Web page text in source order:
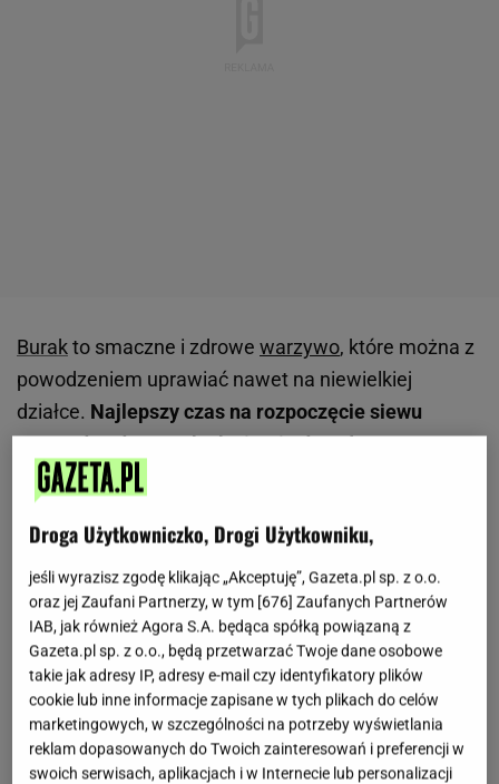
Burakto smaczne i zdrowe warzywo, które można z
powodzeniem uprawiać nawet na niewielkiej
działce. Najlepszy czas na rozpoczęcie siewu
przypada od początku kwietnia do połowy czerwca,
choć w przypadku późniejszych zbiorów
dopuszczalny jest siew aż do lipca.
temperatura gleby osiągała minimum 8-10°C,
ponieważ młode rośliny źle znoszą chłód.
Wybierając miejsce pod uprawę, warto postawić na
dobrze nasłoneczniony zakątek ogrodu i ziemię
bogatą w składniki odżywcze, najlepiej o pH 6,5-7,0.
Buraki dobrze rosną w drugim roku po zastosowaniu
obornika, a świeże wapnowanie należy
zdecydowanie odłożyć.
Droga Użytkowniczko, Drogi Użytkowniku,
jeśli wyrazisz zgodę klikając „Akceptuję”, Gazeta.pl sp. z o.o.
oraz jej Zaufani Partnerzy, w tym [676] Zaufanych Partnerów
IAB, jak również Agora S.A. będąca spółką powiązaną z
Gazeta.pl sp. z o.o., będą przetwarzać Twoje dane osobowe
takie jak adresy IP, adresy e-mail czy identyfikatory plików
cookie lub inne informacje zapisane w tych plikach do celów
marketingowych, w szczególności na potrzeby wyświetlania
reklam dopasowanych do Twoich zainteresowań i preferencji w
swoich serwisach, aplikacjach i w Internecie lub personalizacji